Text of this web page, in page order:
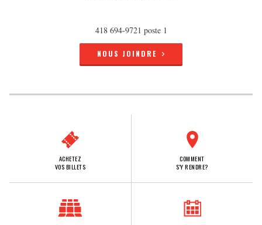
418 694-9721 poste 1
NOUS JOINDRE
ACHETEZ
VOS BILLETS
COMMENT
S'Y RENDRE?